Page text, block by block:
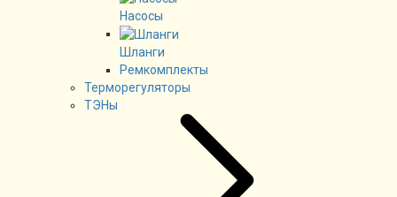
Насосы
Шланги
Ремкомплекты
Терморегуляторы
ТЭНы